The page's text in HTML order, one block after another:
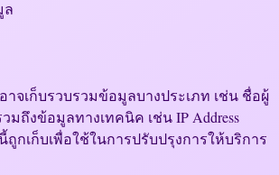
ล
จเก็บรวบรวมข้อมูลบางประเภท เช่น ชื่อผู้
ถึงข้อมูลทางเทคนิค เช่น IP Address
กเก็บเพื่อใช้ในการปรับปรุงการให้บริการ